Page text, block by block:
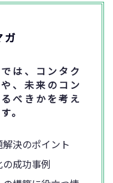
ガ
は、コンタク
、未来のコン
べきかを考え
。
決のポイント
成功事例